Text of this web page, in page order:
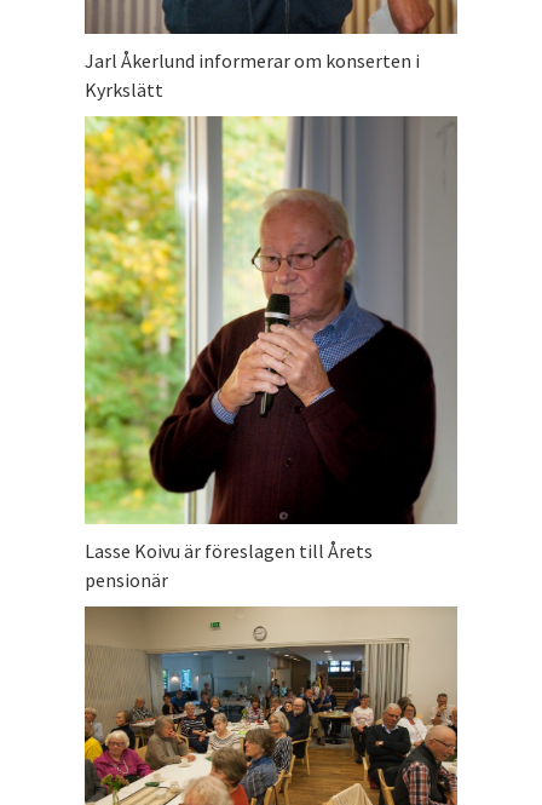
Jarl Åkerlund informerar om konserten i
Kyrkslätt
Lasse Koivu är föreslagen till Årets
pensionär